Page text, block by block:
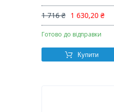
1 716 ₴ 1 630,20 ₴
Готово до відправки
Купити